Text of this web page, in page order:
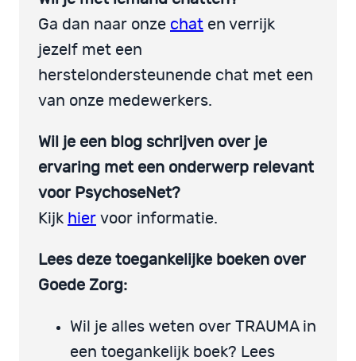
Ga dan naar onze chat en verrijk
jezelf met een
herstelondersteunende chat met een
van onze medewerkers.
Wil je een blog schrijven over je
ervaring met een onderwerp relevant
voor PsychoseNet?
Kijk hier voor informatie.
Lees deze toegankelijke boeken over
Goede Zorg:
Wil je alles weten over TRAUMA in
een toegankelijk boek? Lees